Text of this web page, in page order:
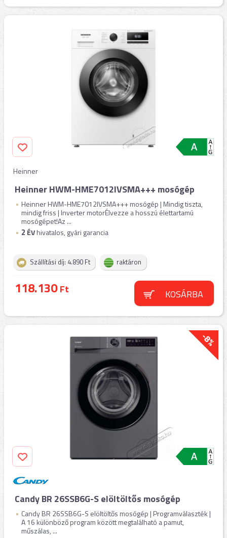
Heinner
Heinner HWM-HME7012IVSMA+++ mosógép
Heinner HWM-HME7012IVSMA+++ mosógép | Mindig tiszta,
mindig friss | Inverter motorÉlvezze a hosszú élettartamú
mosógépet!Az ...
2 ÉVhivatalos, gyári garancia
Szállítási díj: 4.890 Ft raktáron
118.130Ft KOSÁRBA
-8%
Candy BR 26SSB6G-S elöltöltős mosógép
Candy BR 26SSB6G-S elöltöltős mosógép | Programválaszték |
A 16 különböző program között megtalálható a pamut,
műszálas, ...